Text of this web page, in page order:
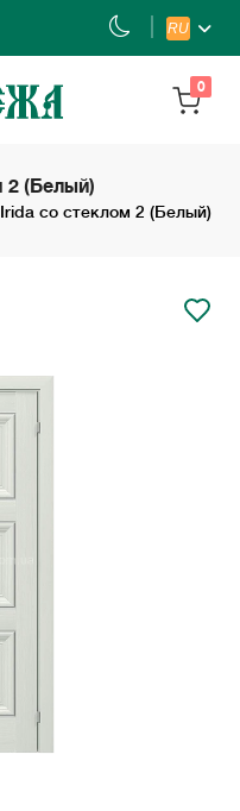
RU
0
2 (Белый)
Irida со стеклом 2 (Белый)